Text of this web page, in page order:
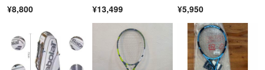
¥8,800 ¥13,499 ¥5,950